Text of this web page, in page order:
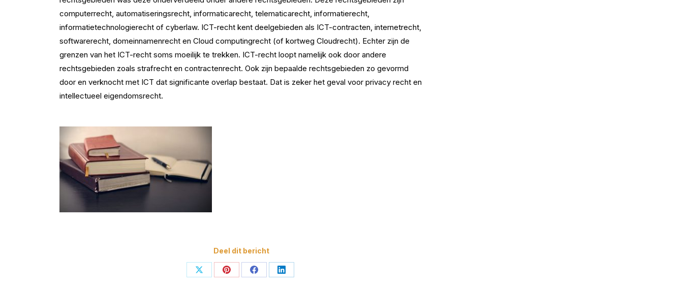
computerrecht, automatiseringsrecht, informaticarecht, telematicarecht, informatierecht,
informatietechnologierecht of cyberlaw. ICT-recht kent deelgebieden als ICT-contracten, internetrecht,
softwarerecht, domeinnamenrecht en Cloud computingrecht (of kortweg Cloudrecht). Echter zijn de
grenzen van het ICT-recht soms moeilijk te trekken. ICT-recht loopt namelijk ook door andere
rechtsgebieden zoals strafrecht en contractenrecht. Ook zijn bepaalde rechtsgebieden zo gevormd
door en verknocht met ICT dat significante overlap bestaat. Dat is zeker het geval voor privacy recht en
intellectueel eigendomsrecht.
Deel dit bericht
Deel
Deel
Deel
Deel